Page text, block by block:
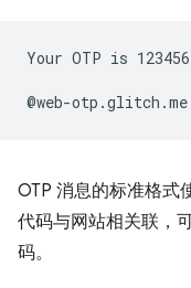
Your OTP is 123456
OTP 消息的标准格式
代码与网站相关联，
码。